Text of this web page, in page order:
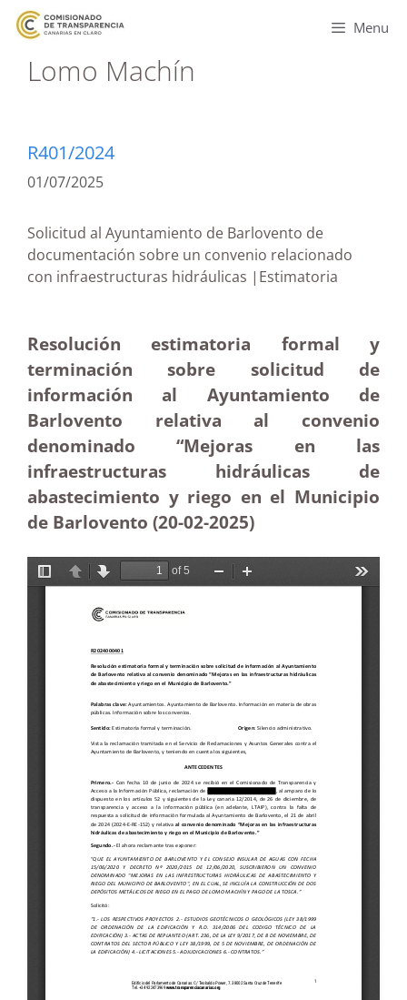
Menu
Lomo Machín
R401/2024
01/07/2025
Solicitud al Ayuntamiento de Barlovento de
documentación sobre un convenio relacionado
con infraestructuras hidráulicas |Estimatoria
Resolución estimatoria formal y
terminación sobre solicitud de
información al Ayuntamiento de
Barlovento relativa al convenio
denominado “Mejoras en las
infraestructuras hidráulicas de
abastecimiento y riego en el Municipio
de Barlovento (20-02-2025)